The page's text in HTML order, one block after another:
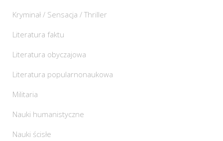
Kryminał / Sensacja / Thriller
Literatura faktu
Literatura obyczajowa
Literatura popularnonaukowa
Militaria
Nauki humanistyczne
Nauki ścisłe